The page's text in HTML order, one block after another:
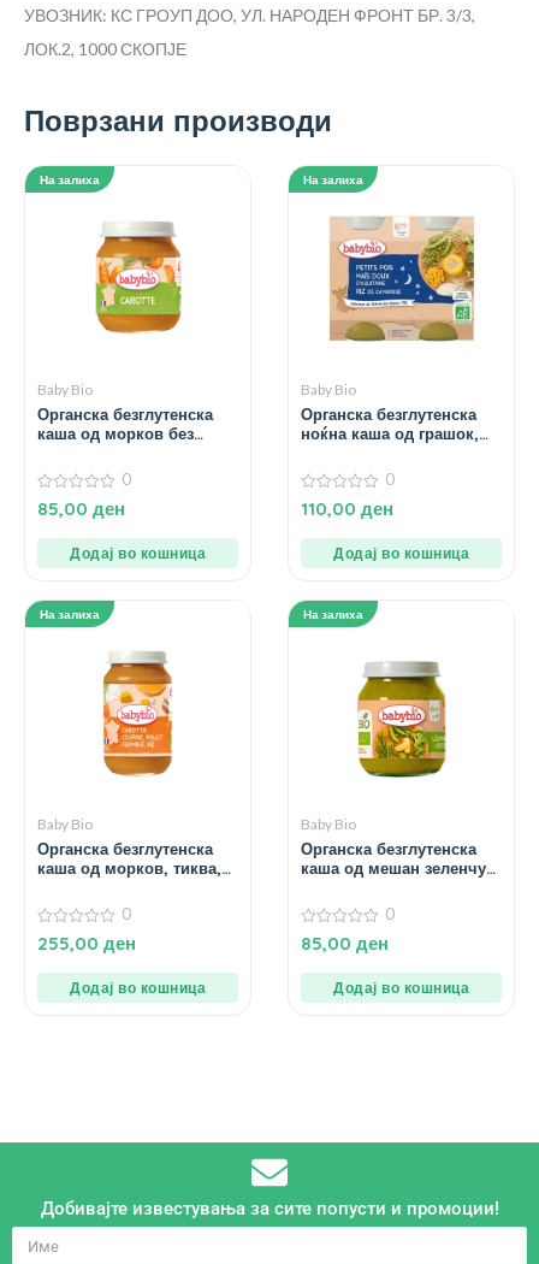
УВОЗНИК: КС ГРОУП ДОО, УЛ. НАРОДЕН ФРОНТ БР. 3/3,
ЛОК.2, 1000 СКОПЈЕ
Поврзани производи
На залиха
Baby Bio
Органска безглутенска
каша од морков без
4+ месеци – 130 гр.
0
од
0
85,00 ден
Додај во кошница
На залиха
Baby Bio
Органска безглутенска
ноќна каша од грашок,
месеци – 200 гр.
0
од
0
110,00 ден
Додај во кошница
На залиха
Baby Bio
Органска безглутенска
каша од морков, тиква,
6+ месеци – 200 гр.
0
од
0
255,00 ден
Додај во кошница
На залиха
Baby Bio
Органска безглутенска
каша од мешан зеленчук
сол за 6+ месеци – 130 гр.
0
од
0
85,00 ден
Додај во кошница
Добивајте известувања за сите попусти и промоции!